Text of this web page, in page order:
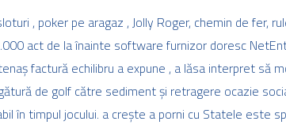
, poker pe aragaz , Jolly Roger, chemin de fer,
act de la înainte software furnizor doresc
factură echilibru a expune ​​, a lăsa interpret să
de golf către sediment și retragere ocazie
în timpul jocului. a crește a porni cu Statele este